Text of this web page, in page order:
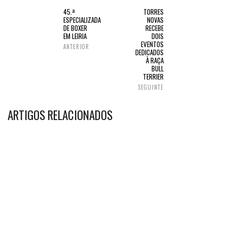
45.ª
ESPECIALIZADA
DE BOXER
EM LEIRIA
ANTERIOR
TORRES
NOVAS
RECEBE
DOIS
EVENTOS
DEDICADOS
À RAÇA
BULL
TERRIER
SEGUINTE
ARTIGOS RELACIONADOS